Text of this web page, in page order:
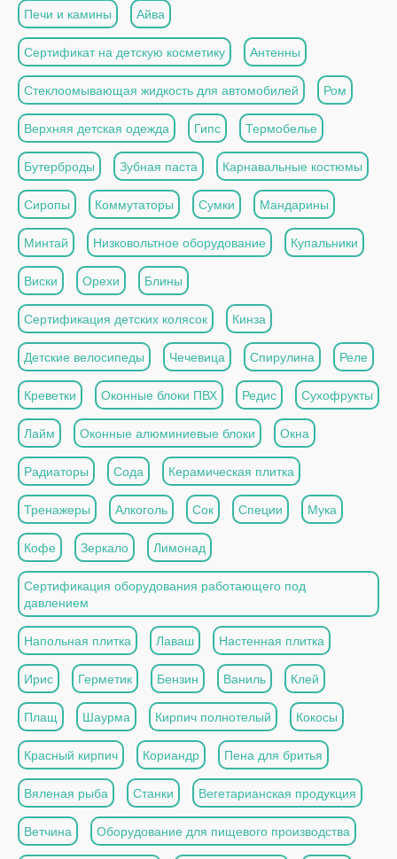
Печи и камины Айва
Сертификат на детскую косметику Антенны
Стеклоомывающая жидкость для автомобилей Ром
Верхняя детская одежда Гипс Термобелье
Бутерброды Зубная паста Карнавальные костюмы
Сиропы Коммутаторы Сумки Мандарины
Минтай Низковольтное оборудование Купальники
Виски Орехи Блины
Сертификация детских колясок Кинза
Детские велосипеды Чечевица Спирулина Реле
Креветки Оконные блоки ПВХ Редис Сухофрукты
Лайм Оконные алюминиевые блоки Окна
Радиаторы Сода Керамическая плитка
Тренажеры Алкоголь Сок Специи Мука
Кофе Зеркало Лимонад
Сертификация оборудования работающего под
давлением
Напольная плитка Лаваш Настенная плитка
Ирис Герметик Бензин Ваниль Клей
Плащ Шаурма Кирпич полнотелый Кокосы
Красный кирпич Кориандр Пена для бритья
Вяленая рыба Станки Вегетарианская продукция
Ветчина Оборудование для пищевого производства